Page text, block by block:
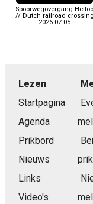
Spoorwegovergang Heiloo
// Dutch railroad crossing
2026-07-05
Lezen
Startpagina
Agenda
Prikbord
Nieuws
Links
Video's